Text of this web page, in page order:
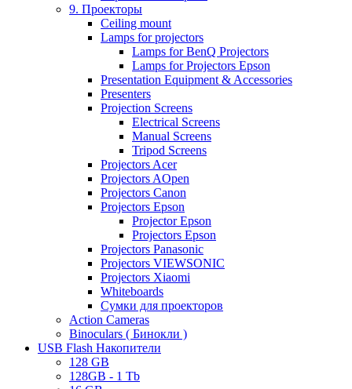
9. Проекторы
Ceiling mount
Lamps for projectors
Lamps for BenQ Projectors
Lamps for Projectors Epson
Presentation Equipment & Accessories
Presenters
Projection Screens
Electrical Screens
Manual Screens
Tripod Screens
Projectors Acer
Projectors AOpen
Projectors Canon
Projectors Epson
Projector Epson
Projectors Epson
Projectors Panasonic
Projectors VIEWSONIC
Projectors Xiaomi
Whiteboards
Сумки для проекторов
Action Cameras
Binoculars ( Бинокли )
USB Flash Накопители
128 GB
128GB - 1 Tb